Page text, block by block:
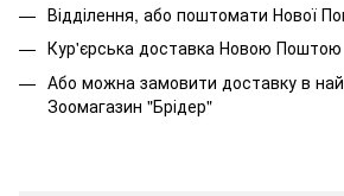
Відділення, або поштомати Нової
Кур'єрська доставка Новою Поштою
Або можна замовити доставку в
Зоомагазин "Брідер"